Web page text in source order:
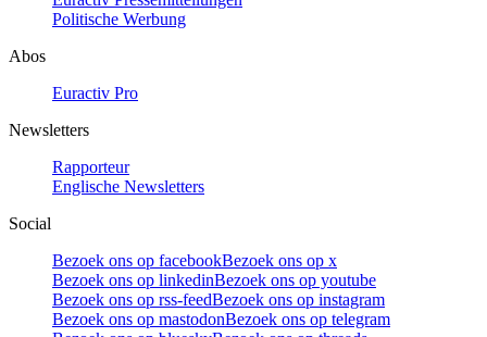
Politische Werbung
Abos
Euractiv Pro
Newsletters
Rapporteur
Englische Newsletters
Social
Bezoek ons op facebookBezoek ons op x
Bezoek ons op linkedinBezoek ons op youtube
Bezoek ons op rss-feedBezoek ons op instagram
Bezoek ons op mastodonBezoek ons op telegram